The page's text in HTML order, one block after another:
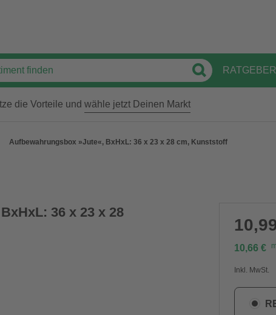
die Vorteile und wähle jetzt Deinen Markt
Aufbewahrungsbox »Jute«, BxHxL: 36 x 23 x 28 cm, Kunststoff
36 x 23 x 28
10,66 €
Inkl. MwSt.